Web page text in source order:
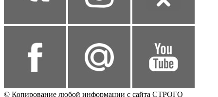
© Копирование любой информации с сайта СТРОГО